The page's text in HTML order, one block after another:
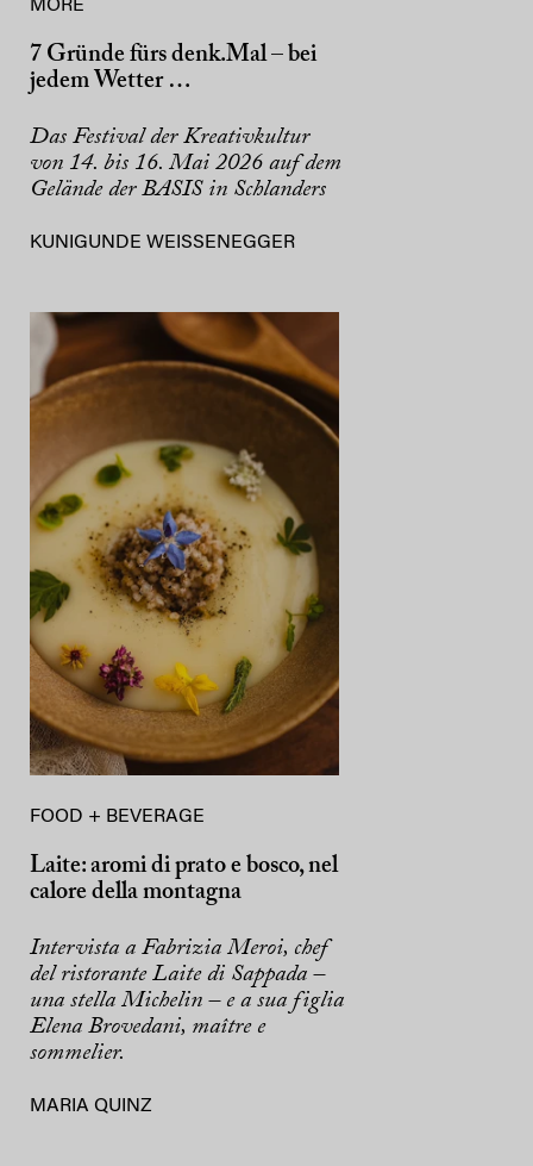
MORE
7 Gründe fürs denk.Mal – bei
jedem Wetter …
Das Festival der Kreativkultur
von 14. bis 16. Mai 2026 auf dem
Gelände der BASIS in Schlanders
KUNIGUNDE WEISSENEGGER
FOOD + BEVERAGE
Laite: aromi di prato e bosco, nel
calore della montagna
Intervista a Fabrizia Meroi, chef
del ristorante Laite di Sappada –
una stella Michelin – e a sua figlia
Elena Brovedani, maître e
sommelier.
MARIA QUINZ